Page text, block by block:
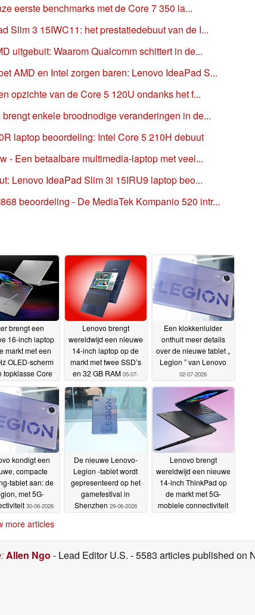
eerste benchmarks met de Core 7 350 la...
Slim 3 15IWC11: het prestatiedebuut van de I...
uitgebuit: Waarom Qualcomm schittert in de...
AMD en Intel zorgen baren: Lenovo IdeaPad S...
opzichte van de Core 5 120U ondanks het f...
enkele broodnodige veranderingen in de...
laptop beoordeling: Intel Core 5 210H debuut
- Een betaalbare multimedia-laptop met veel...
Lenovo IdeaPad Slim 3i 15IRU9 laptop beo...
beoordeling - De MediaTek Kompanio 520 intr...
brengt een
16-inch laptop
markt met een
OLED-scherm
topklasse Core
06-07-2026
Lenovo brengt
wereldwijd een nieuwe
14-inch laptop op de
markt met twee SSD’s
en 32 GB RAM 05-07-
2026
Een klokkenluider
onthult meer details
over de nieuwe tablet „
Legion ” van Lenovo
02-07-2026
kondigt een
compacte
tablet aan: de
met 5G-
30-06-2026
De nieuwe Lenovo-
Legion -tablet wordt
gepresenteerd op het
gamefestival in
Shenzhen 29-06-2026
Lenovo brengt
wereldwijd een nieuwe
14-inch ThinkPad op
de markt met 5G-
mobiele connectiviteit
more articles
:Allen Ngo - Lead Editor U.S. - 5583 articles published on